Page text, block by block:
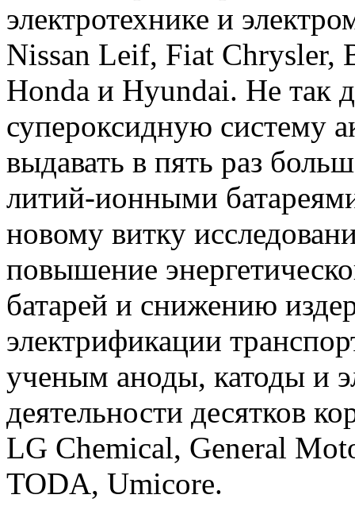
электротехнике и
Nissan Leif, Fiat Chrysler,
Honda и Hyundai. Не так
супероксидную систему
выдавать в пять раз
литий-ионными
новому витку
повышение
батарей и снижению
электрификации
ученым аноды, катоды и
деятельности десятков
LG Chemical, General
TODA, Umicore.